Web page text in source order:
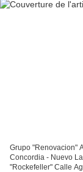
Grupo "Renovacion"
Concordia - Nuevo
"Rockefeller" Calle